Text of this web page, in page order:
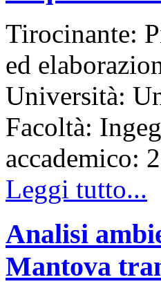
Tirocinante:
ed
Università:
Facoltà:
Leggi tutto...
Analisi
Mantova